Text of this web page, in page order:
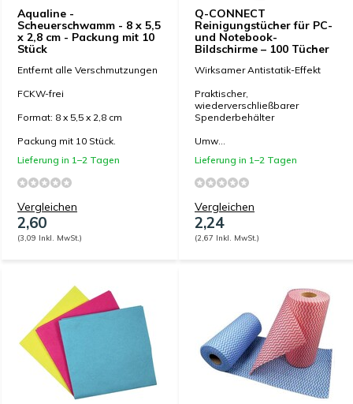
Aqualine -
Scheuerschwamm - 8 x 5,5
x 2,8 cm - Packung mit 10
Stück
Entfernt alle Verschmutzungen
FCKW-frei
Format: 8 x 5,5 x 2,8 cm
Packung mit 10 Stück.
Lieferung in 1–2 Tagen
Vergleichen
2,60
(3,09 Inkl. MwSt.)
Q-CONNECT
Reinigungstücher für PC-
und Notebook-
Bildschirme – 100 Tücher
Wirksamer Antistatik-Effekt
Praktischer,
wiederverschließbarer
Spenderbehälter
Umw...
Lieferung in 1–2 Tagen
Vergleichen
2,24
(2,67 Inkl. MwSt.)